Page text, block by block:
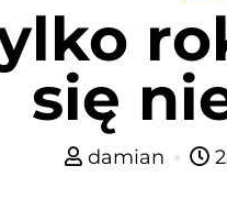
się
damian